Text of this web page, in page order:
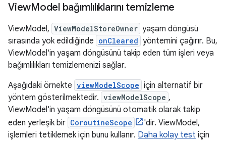
ViewModel bağımlılıklarını temizleme
ViewModel, ViewModelStoreOwner yaşam döngüsü
sırasında yok edildiğinde onCleared yöntemini çağırır. Bu,
ViewModel'in yaşam döngüsünü takip eden tüm işleri veya
bağımlılıkları temizlemenizi sağlar.
Aşağıdaki örnekte viewModelScope için alternatif bir
yöntem gösterilmektedir. viewModelScope ,
ViewModel'in yaşam döngüsünü otomatik olarak takip
eden yerleşik bir CoroutineScope
'dir. ViewModel,
işlemleri tetiklemek için bunu kullanır. Daha kolay test için